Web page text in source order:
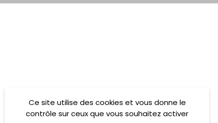
Ce site utilise des cookies et vous donne le
contrôle sur ceux que vous souhaitez activer